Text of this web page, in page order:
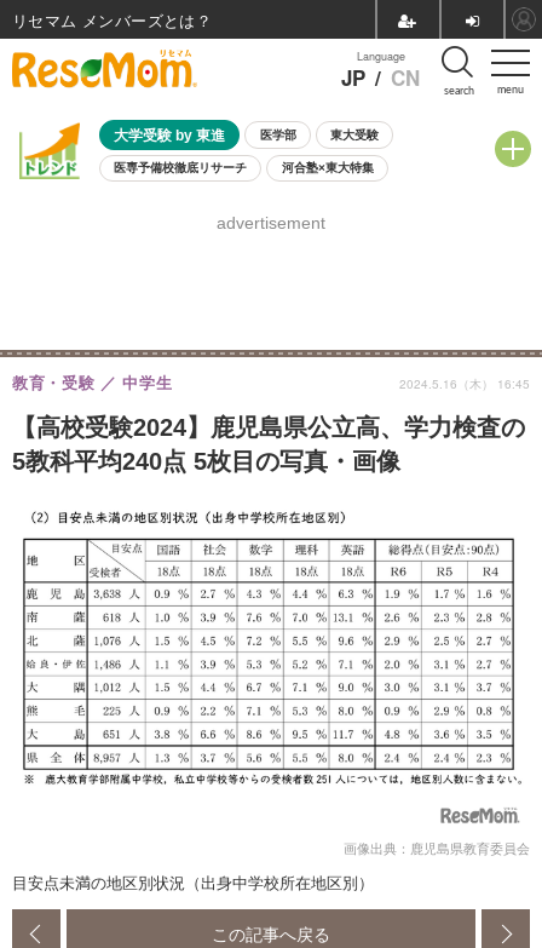
menu
Language
JP / CN search
大学受験 by 東進 医学部 東大受験
医専予備校徹底リサーチ 河合塾×東大特集
8月開催学校説明会・相談会
advertisement
【高校受験2024】鹿児島県公立高、学力検査の
5教科平均240点 5枚目の写真・画像
教育・受験 中学生 2024.5.16（木） 16:45
画像出典：鹿児島県教育委員会
目安点未満の地区別状況（出身中学校所在地区別）
この記事へ戻る
リセマム メンバーズ